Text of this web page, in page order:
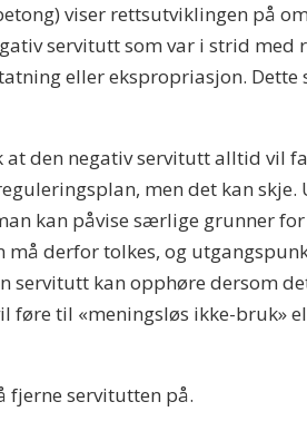
viser rettsutviklingen på
servitutt som var i strid med
eller ekspropriasjon.
at den negativ servitutt alltid vil
men det kan
kan påvise særlige grunner
derfor tolkes, og
servitutt kan opphøre dersom
føre til «meningsløs ikke-bruk»
fjerne servitutten på.